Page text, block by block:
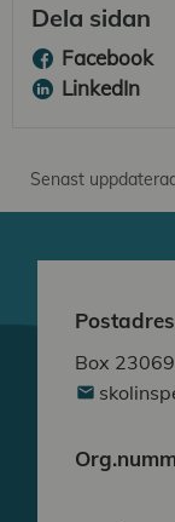
Dela sidan
Facebook
LinkedIn
Senast
Box